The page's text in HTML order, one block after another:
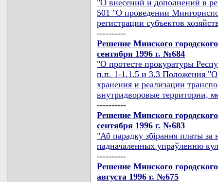
"О внесений и дополнений в
501 "О проведении
регистрации субъектов
----------
Решение Минского
сентября 1996 г. №684
"О протесте прокуратуры
п.п. 1-1.1.5 и 3.3 Положения "О
хранения и реализации
внутридворовые территории,
----------
Решение Минского
сентября 1996 г. №683
"Аб парадку збiрання платы за
падначаленных упраўленню
----------
Решение Минского
августа 1996 г. №675